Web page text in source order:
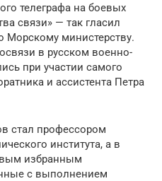
телеграфа на боевых
связи» — так гласил
Морскому министерству.
в русском военно-
при участии самого
и ассистента Петра
стал профессором
института, а в
избранным
с выполнением